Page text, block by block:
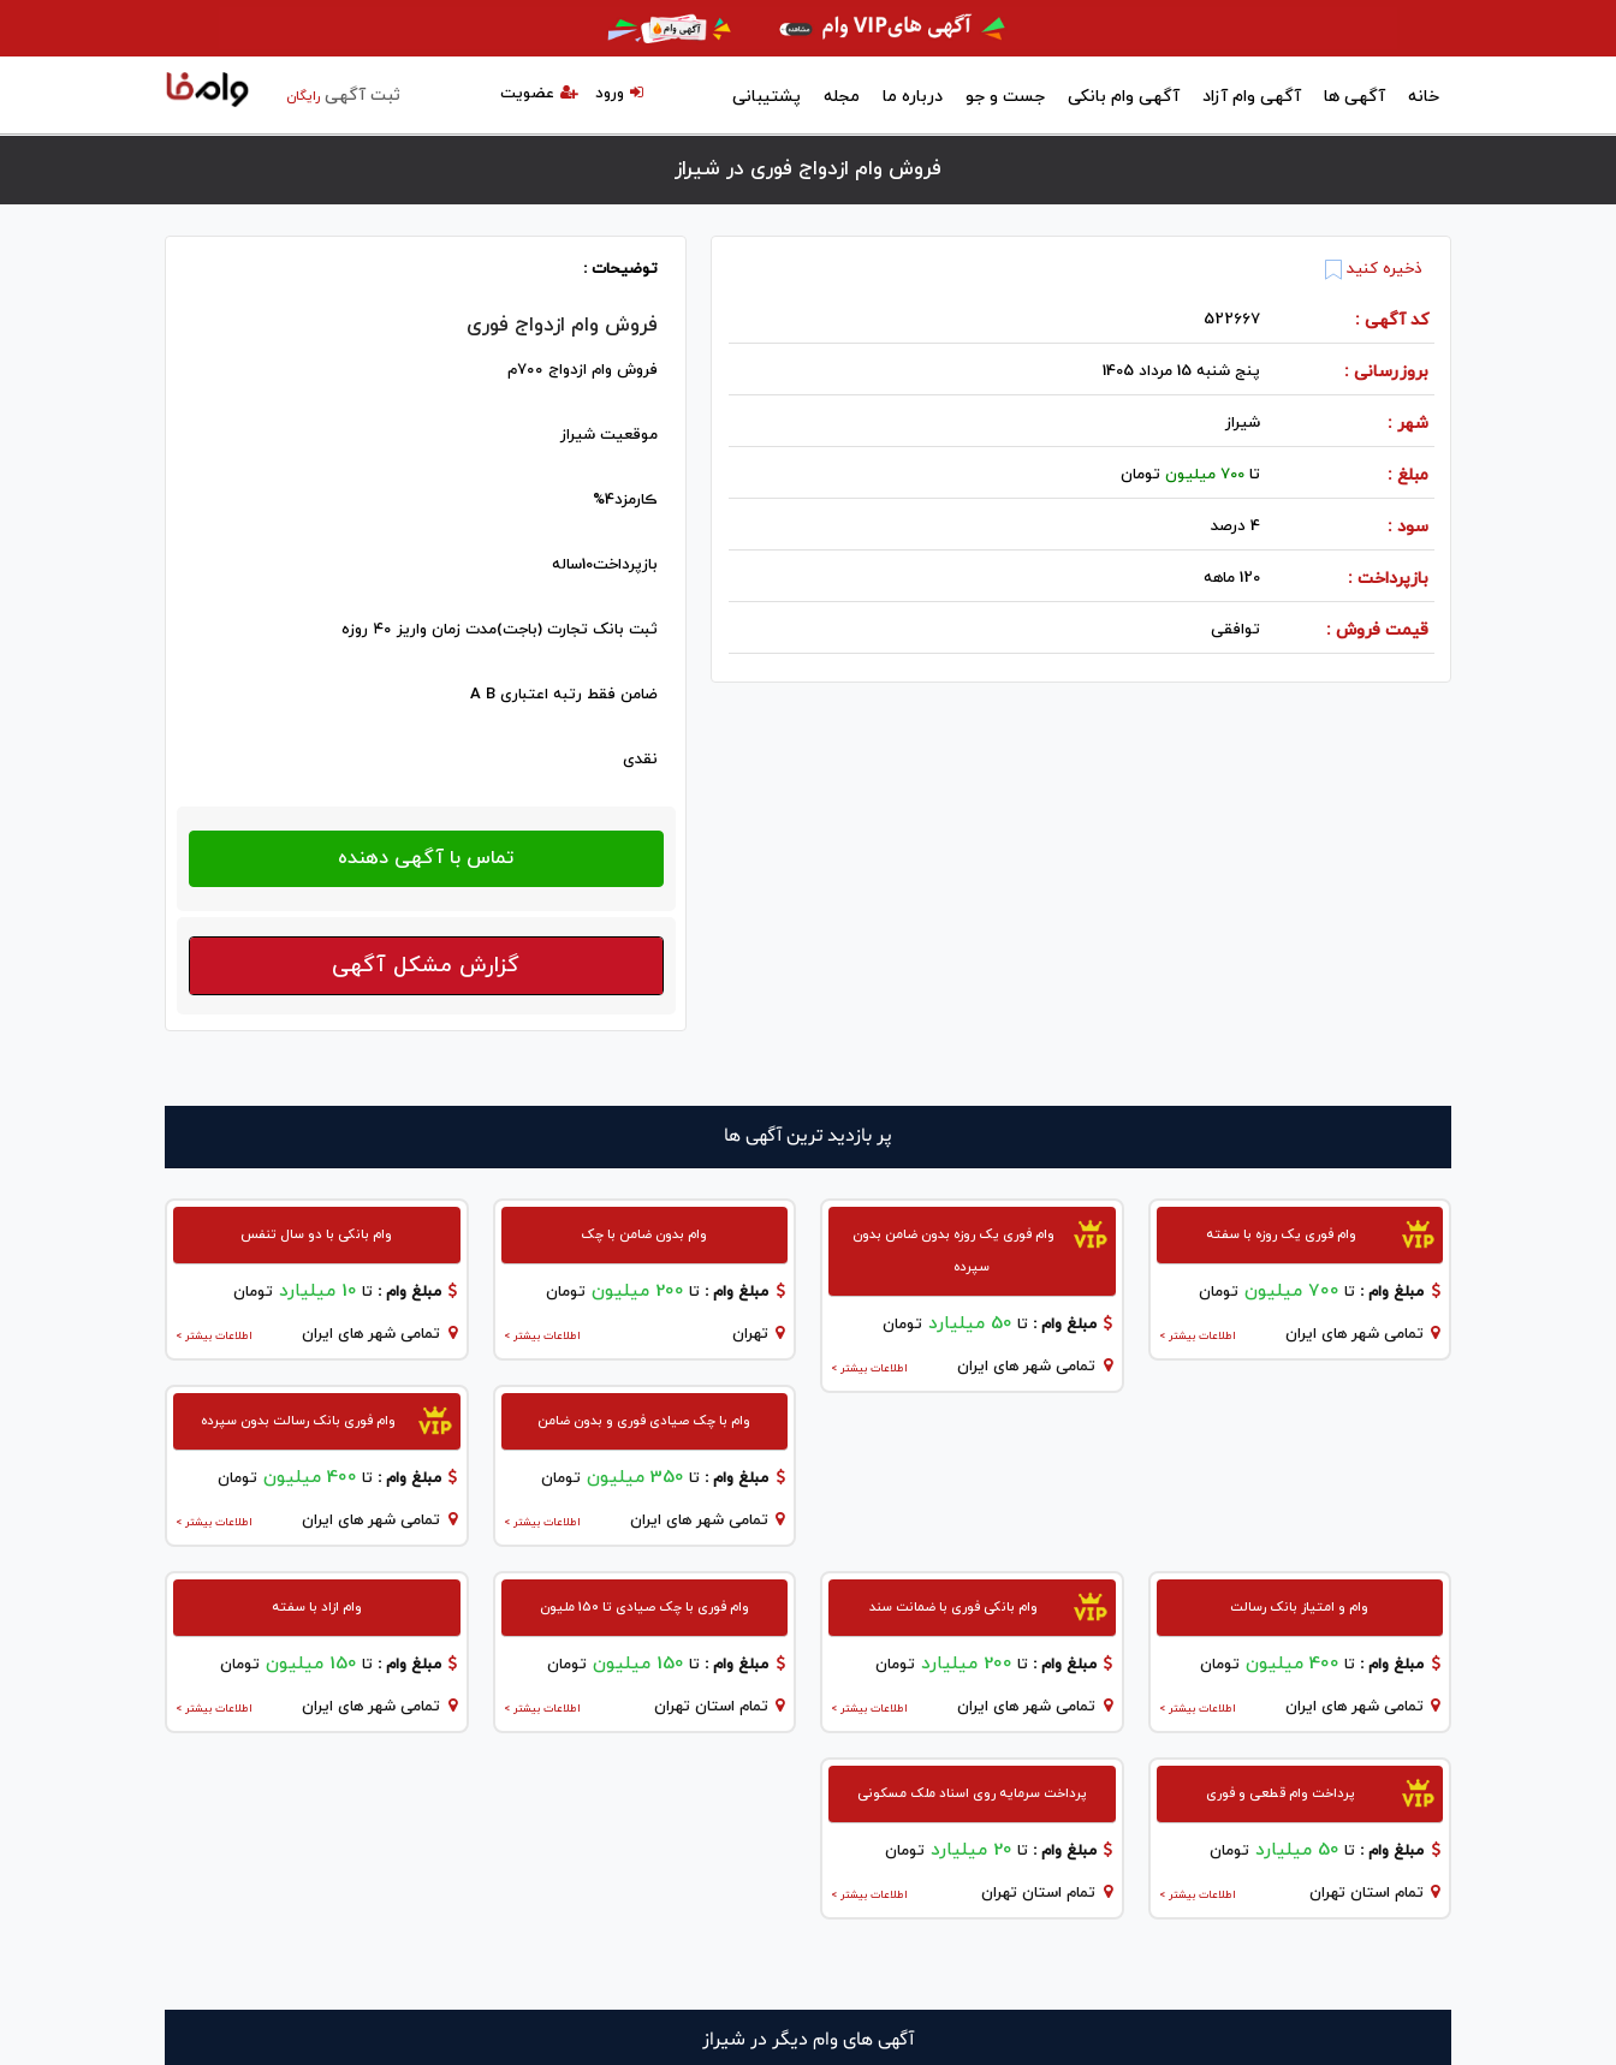
ثبت آگهیرایگان عضویت ورود خانه آگهی ها آگهی وام آزاد آگهی وام بانکی جست و جو درباره ما مجله پشتیبانی
فروش وام ازدواج فوری در شيراز
ذخیره کنید
کد آگهی : 522667
بروزرسانی : پنج شنبه 15 مرداد 1405
شهر : شيراز
مبلغ : تا700 میلیون تومان
سود : 4 درصد
بازپرداخت : 120 ماهه
قیمت فروش : توافقی
توضیحات :
فروش وام ازدواج فوری
فروش وام ازدواج ۷۰۰م
موقعیت شیراز
ڪارمزد4%
بازپرداخت10ساله
ثبت بانک تجارت (باجت)مدت زمان واریز ۴۰ روزه
ضامن فقط رتبه اعتباری A B
نقدی
گزارش مشکل آگهی
پر بازدید ترین آگهی ها
وام فوری یک روزه با سفته
مبلغ وام : تا 700 میلیون تومان
اطلاعات بیشتر > تمامی شهر های ایران
وام فوری یک روزه بدون ضامن بدون
سپرده
مبلغ وام :تا 50 میلیارد تومان
اطلاعات بیشتر > تمامی شهر های ایران
وام بدون ضامن با چک
مبلغ وام : تا 200 میلیون تومان
اطلاعات بیشتر > تهران
وام بانکی با دو سال تنفس
مبلغ وام :تا 10 میلیارد تومان
اطلاعات بیشتر > تمامی شهر های ایران
وام با چک صیادی فوری و بدون ضامن
مبلغ وام : تا 350 میلیون تومان
اطلاعات بیشتر > تمامی شهر های ایران
وام فوری بانک رسالت بدون سپرده
مبلغ وام :تا 400 میلیون تومان
اطلاعات بیشتر > تمامی شهر های ایران
وام و امتیاز بانک رسالت
مبلغ وام : تا 400 میلیون تومان
اطلاعات بیشتر > تمامی شهر های ایران
وام بانکی فوری با ضمانت سند
مبلغ وام :تا 200 میلیارد تومان
اطلاعات بیشتر > تمامی شهر های ایران
وام فوری با چک صیادی تا 150 ملیون
مبلغ وام : تا 150 میلیون تومان
اطلاعات بیشتر > تمام استان تهران
وام ازاد با سفته
مبلغ وام :تا 150 میلیون تومان
اطلاعات بیشتر > تمامی شهر های ایران
پرداخت وام قطعی و فوری
مبلغ وام : تا 50 میلیارد تومان
اطلاعات بیشتر > تمام استان تهران
پرداخت سرمایه روی اسناد ملک مسکونی
مبلغ وام :تا 20 میلیارد تومان
اطلاعات بیشتر > تمام استان تهران
آگهی های وام دیگر در شيراز